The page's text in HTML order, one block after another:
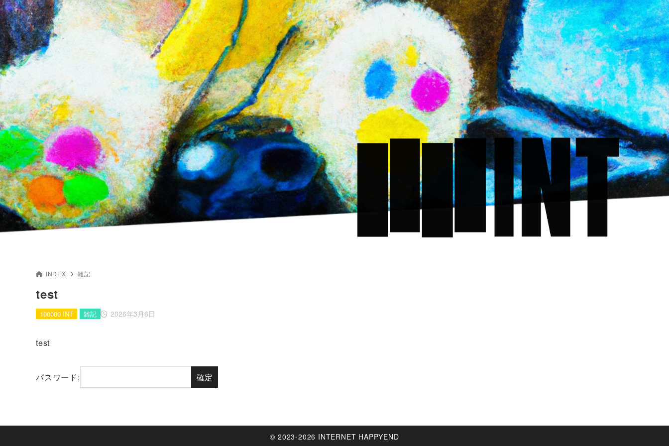
INDEX 雑記
test
100000 INT 2026年3月6日
雑記
test
パスワード:
© 2023-2026 INTERNET HAPPYEND